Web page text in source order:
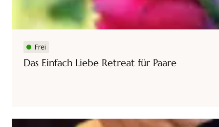
Frei
Das Einfach Liebe Retreat für Paare
Referenten (m/w/d)